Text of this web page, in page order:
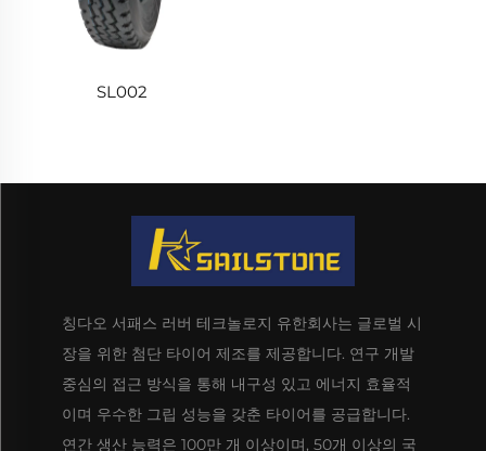
SL002
칭다오 서패스 러버 테크놀로지 유한회사는 글로벌 시
장을 위한 첨단 타이어 제조를 제공합니다. 연구 개발
중심의 접근 방식을 통해 내구성 있고 에너지 효율적
이며 우수한 그립 성능을 갖춘 타이어를 공급합니다.
연간 생산 능력은 100만 개 이상이며, 50개 이상의 국